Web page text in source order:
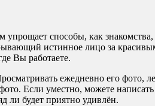
упрощает способы, как
истинное лицо за
Вы работаете.
ежедневно его фото,
Если уместно, можете
ли будет приятно удивлён.